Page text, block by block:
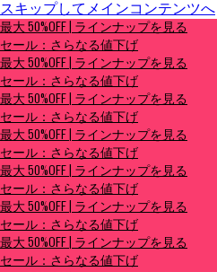
スキップしてメインコンテンツへ
最大 50%OFF | ラインナップを見る
セール：さらなる値下げ
最大 50%OFF | ラインナップを見る
セール：さらなる値下げ
最大 50%OFF | ラインナップを見る
セール：さらなる値下げ
最大 50%OFF | ラインナップを見る
セール：さらなる値下げ
最大 50%OFF | ラインナップを見る
セール：さらなる値下げ
最大 50%OFF | ラインナップを見る
セール：さらなる値下げ
最大 50%OFF | ラインナップを見る
セール：さらなる値下げ
最大 50%OFF | ラインナップを見る
セール：さらなる値下げ